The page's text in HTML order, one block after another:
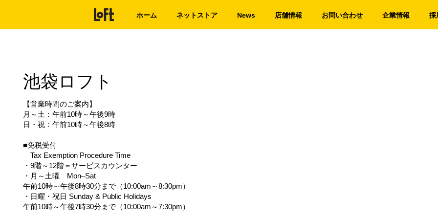
ホーム ネットストア News 店舗情報 お問い合わせ 企業情報 採
池袋ロフト
【営業時間のご案内】
月～土：午前10時～午後9時
日・祝：午前10時～午後8時
■免税受付
Tax Exemption Procedure Time
・9階～12階＝サービスカウンター
・月～土曜 Mon–Sat
午前10時～午後8時30分まで（10:00am～8:30pm）
・日曜・祝日 Sunday & Public Holidays
午前10時～午後7時30分まで（10:00am～7:30pm）